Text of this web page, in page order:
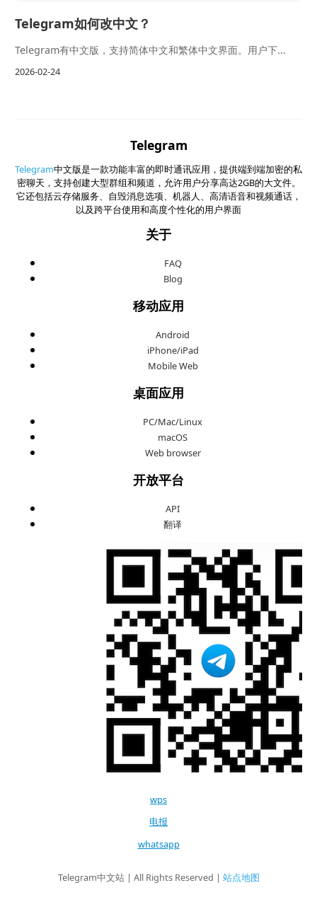
Telegram如何改中文？
Telegram有中文版，支持简体中文和繁体中文界面。用户下...
2026-02-24
Telegram
Telegram中文版是一款功能丰富的即时通讯应用，提供端到端加密的私
密聊天，支持创建大型群组和频道，允许用户分享高达2GB的大文件。
它还包括云存储服务、自毁消息选项、机器人、高清语音和视频通话，
以及跨平台使用和高度个性化的用户界面
关于
FAQ
Blog
移动应用
Android
iPhone/iPad
Mobile Web
桌面应用
PC/Mac/Linux
macOS
Web browser
开放平台
API
翻译
wps
电报
whatsapp
Telegram中文站 | All Rights Reserved | 站点地图